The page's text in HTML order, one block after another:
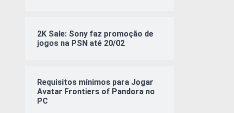
2K Sale: Sony faz promoção de
jogos na PSN até 20/02
Requisitos mínimos para Jogar
Avatar Frontiers of Pandora no
PC